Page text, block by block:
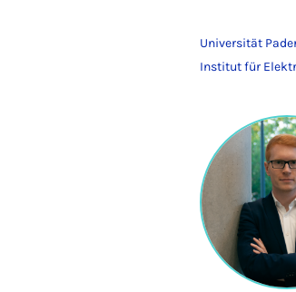
Universität
Institut für